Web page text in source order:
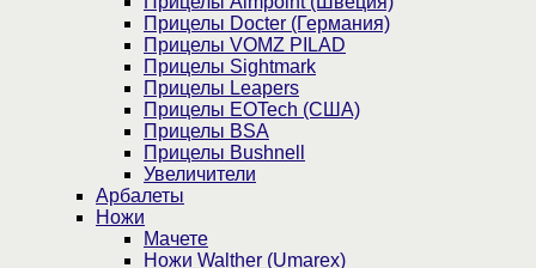
Прицелы Docter (Германия)
Прицелы VOMZ PILAD
Прицелы Sightmark
Прицелы Leapers
Прицелы EOTech (США)
Прицелы BSA
Прицелы Bushnell
Увеличители
Арбалеты
Ножи
Мачете
Ножи Walther (Umarex)